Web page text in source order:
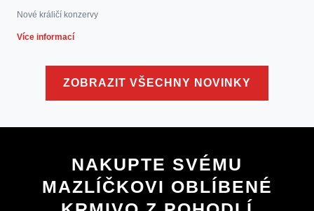
Nové králičí konzervy
Více informací
ZOBRAZIT VŠECHNY NOVINKY
NAKUPTE SVÉMU
MAZLÍČKOVI OBLÍBENÉ